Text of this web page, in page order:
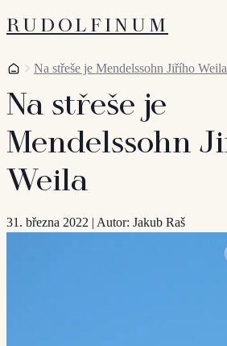
RUDOLFINUM
DomůNa střeše je Mendelssohn Jiřího Weila
Na střeše je
Mendelssohn
Weila
31. března 2022 Autor: Jakub Raš